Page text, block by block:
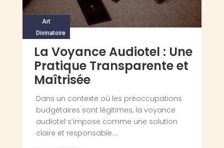
Art
Divinatoire
La Voyance Audiotel : Une
Pratique Transparente et
Maîtrisée
Dans un contexte où les préoccupations
budgétaires sont légitimes, la voyance
audiotel s’impose comme une solution
claire et responsable....